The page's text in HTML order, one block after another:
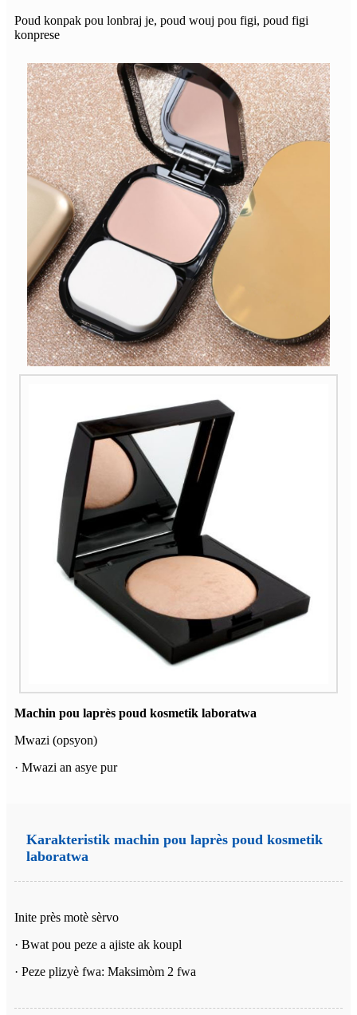
Poud konpak pou lonbraj je, poud wouj pou figi, poud figi
konprese
Machin pou laprès poud kosmetik laboratwa
Mwazi (opsyon)
· Mwazi an asye pur
Karakteristik machin pou laprès poud kosmetik
laboratwa
Inite près motè sèrvo
· Bwat pou peze a ajiste ak koupl
· Peze plizyè fwa: Maksimòm 2 fwa